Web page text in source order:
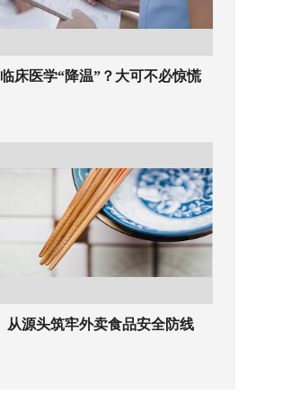
临床医学“降温”？大可不必惊慌
从源头筑牢外卖食品安全防线